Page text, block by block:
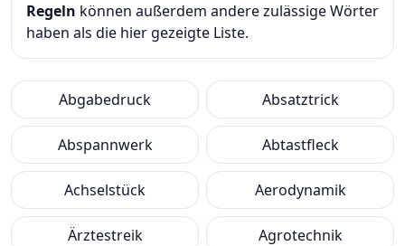
Regeln können außerdem andere zulässige Wörter
haben als die hier gezeigte Liste.
Abgabedruck Absatztrick
Abspannwerk Abtastfleck
Achselstück Aerodynamik
Ärztestreik Agrotechnik